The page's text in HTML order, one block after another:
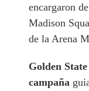
encargaron
Madison
de la Arena
Golden
campaña